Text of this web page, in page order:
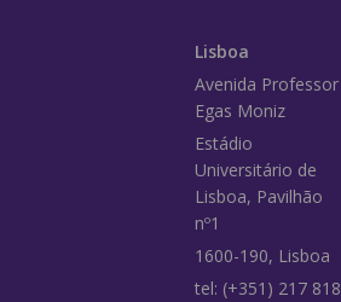
Lisboa
Avenida Professor
Egas Moniz
Estádio
Universitário de
Lisboa, Pavilhão
nº1
1600-190, Lisboa
tel: (+351) 217 818